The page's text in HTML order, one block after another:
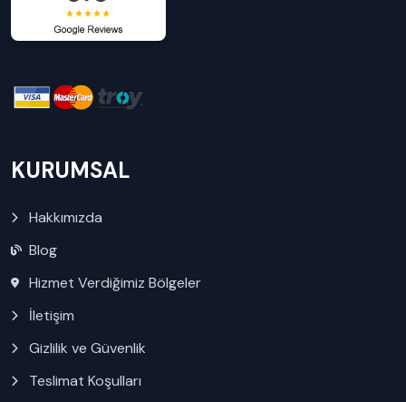
KURUMSAL
Hakkımızda
Blog
Hizmet Verdiğimiz Bölgeler
İletişim
Gizlilik ve Güvenlik
Teslimat Koşulları